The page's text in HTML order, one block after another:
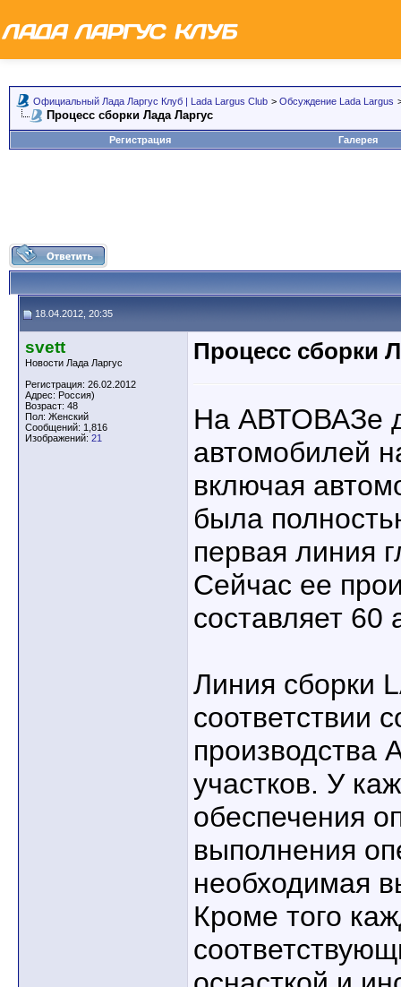
Официальный Лада Ларгус Клуб | Lada Largus Club > Обсуждение Lada Largus
Процесс сборки Лада Ларгус
Регистрация Галерея
18.04.2012, 20:35
svett
Новости Лада Ларгус
Регистрация: 26.02.2012
Адрес: Россия)
Возраст: 48
Пол: Женский
Сообщений: 1,816
Изображений: 21
Процесс сборки
На АВТОВАЗе
автомобилей
включая
была
первая линия
Сейчас ее
составляет 60
Линия сборки
соответствии
производства
участков. У
обеспечения
выполнения
необходимая
Кроме того